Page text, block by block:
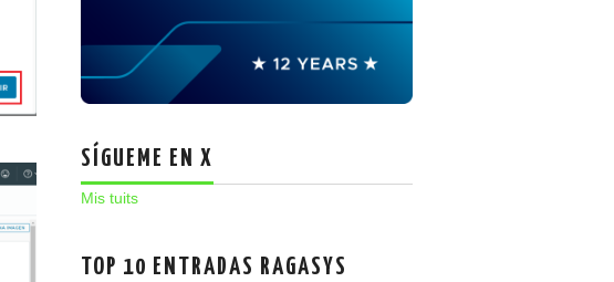
SÍGUEME EN X
Mis tuits
TOP 10 ENTRADAS RAGASYS